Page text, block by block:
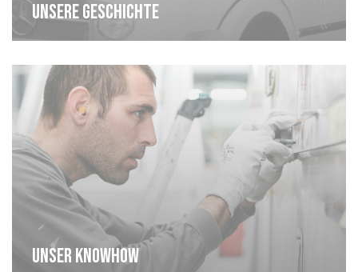
Unsere geschichte
Unser knowhow